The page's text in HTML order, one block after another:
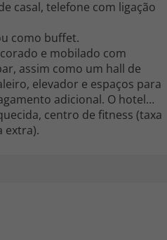
casal, telefone com ligação
como buffet.
e mobilado com
assim como um hall de
elevador e espaços para
adicional. O hotel
centro de fitness (taxa
extra).